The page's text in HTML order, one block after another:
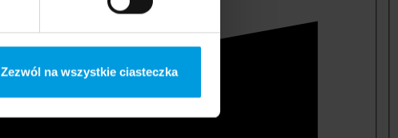
Zezwól na wszystkie ciasteczka